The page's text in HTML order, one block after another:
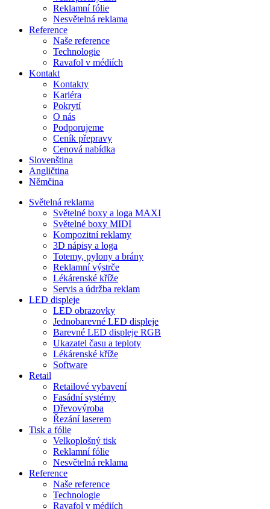
Reklamní fólie
Nesvětelná reklama
Reference
Naše reference
Technologie
Ravafol v médiích
Kontakt
Kontakty
Kariéra
Pokrytí
O nás
Podporujeme
Ceník přepravy
Cenová nabídka
Slovenština
Angličtina
Němčina
Světelná reklama
Světelné boxy a loga MAXI
Světelné boxy MIDI
Kompozitní reklamy
3D nápisy a loga
Totemy, pylony a brány
Reklamní výstrče
Lékárenské kříže
Servis a údržba reklam
LED displeje
LED obrazovky
Jednobarevné LED displeje
Barevné LED displeje RGB
Ukazatel času a teploty
Lékárenské kříže
Software
Retail
Retailové vybavení
Fasádní systémy
Dřevovýroba
Řezání laserem
Tisk a fólie
Velkoplošný tisk
Reklamní fólie
Nesvětelná reklama
Reference
Naše reference
Technologie
Ravafol v médiích